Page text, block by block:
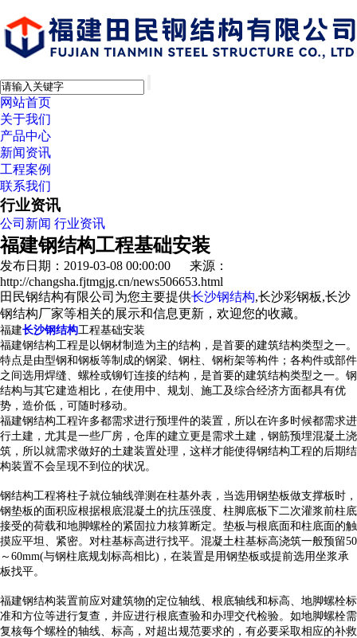
网站首页
关于我们
产品中心
新闻资讯
工程案例
联系我们
行业资讯
公司新闻 行业资讯
福建钢结构工程基础安装
发布日期：2019-03-08 00:00:00 来源：
http://changsha.fjtmgjg.cn/news506653.html
田民钢结构有限公司为您主要提供长沙钢结构,长沙彩钢板,长沙
钢结构厂家等相关的展示和信息更新，欢迎您的收藏。
福建长沙钢结构工程基础安装
福建钢结构工程是以钢材制造为主的结构，是首要的建筑结构类型之一。
特点是由型钢和钢板等制成的钢梁、钢柱、钢桁架等构件；各构件或部件
之间选用焊缝、螺栓或铆钉连接的结构，是首要的建筑结构类型之一。钢
结构与其它建造相比，在使用中、规划、施工及综合经济方面都具有优
势，造价低，可随时移动。
福建钢结构工程许多都需求进行预埋件的装置，所以在许多时候都需求进
行土建，尤其是一些厂房，仓库的建立更是需求土建，钢筋预埋混凝土浇
筑，所以就需求做好的土建装置处理，这样才能使得钢结构工程的后期结
构装置不会呈现不到位的状况。
钢结构工程将柱子就位轴线弹测在柱基外表，当选用钢垫板做支撑板时，
钢垫板的面积应根据根底混凝土的抗压强度、柱脚底板下二次灌浆前柱底
接受的荷载和地脚螺栓的紧固拉力核算断定。垫板与根底面和柱底面的触
摸应平坦、紧密。对柱基标高进行找平。混凝土柱基标高浇筑一般预留50
～60mm(与钢柱底规划标高相比)，在装置是用钢垫板或提前选用坐浆承
板找平。
福建钢结构装置前应对建筑物的定位轴线、根底轴线和标高、地脚螺栓标
准和方位等进行复查，并应进行根底查验和办理交代检验。如地脚螺栓需
复核每个螺栓的轴线、标高，对超出规范要求的，有必要采取相应的补救